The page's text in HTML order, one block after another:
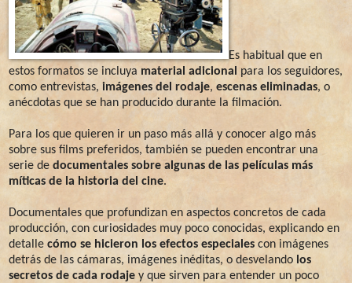
Es habitual que en
estos formatos se incluya material adicional
para los seguidores,
como entrevistas, imágenes del rodaje, escenas eliminadas, o
anécdotas que se han producido durante la filmación.
Para los que quieren ir un paso más allá y conocer algo más
sobre sus films preferidos, también se pueden encontrar una
serie de documentales sobre algunas de las películas más
míticas de la historia del cine.
Documentales que profundizan en aspectos concretos de cada
producción, con curiosidades muy poco conocidas, explicando en
detalle cómo se hicieron los efectos especiales con imágenes
detrás de las cámaras, imágenes inéditas, o desvelando los
secretos de cada rodaje y que sirven para entender un poco